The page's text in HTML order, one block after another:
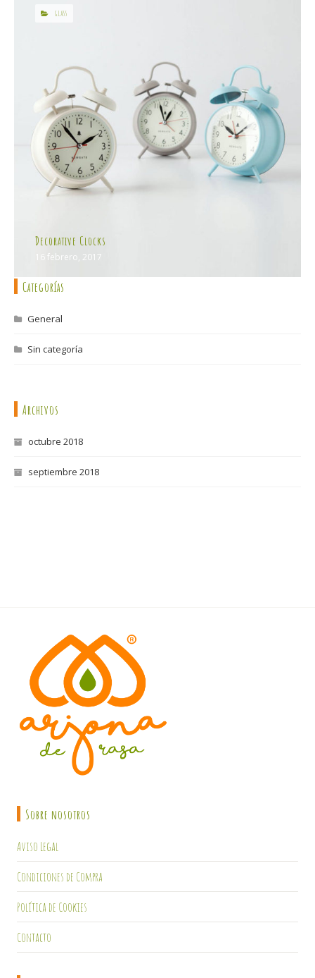
16 febrero, 2017
Decorative Clocks
GLASS
Categorías
General
Sin categoría
Archivos
octubre 2018
septiembre 2018
Sobre nosotros
Aviso Legal
Condiciones de Compra
Política de Cookies
Contacto